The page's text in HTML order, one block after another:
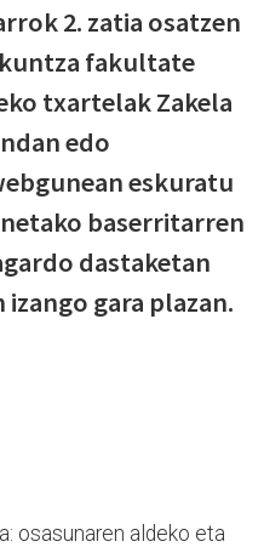
2. zatia osatzen
fakultate
txartelak Zakela
edo
eskuratu
baserritarren
dastaketan
gara plazan.
osasunaren aldeko eta